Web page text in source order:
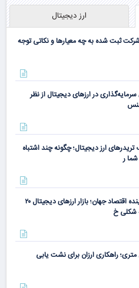
ارز دیجیتال
ثبت شده به چه معیارها و نکاتی توجه
در ارزهای دیجیتال از نظر
تریدرهای ارز دیجیتال؛ چگونه چند اشتباه
ر
پشت پرده آینده اقتصاد جهان؛ بازار ارزهای دیجیتال ۲۰
شکلی خ
راهکاری ارزان برای نشت یابی